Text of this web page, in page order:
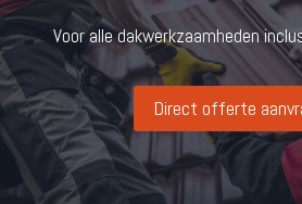
Voor alle dakwerkzaamheden
Direct offerte